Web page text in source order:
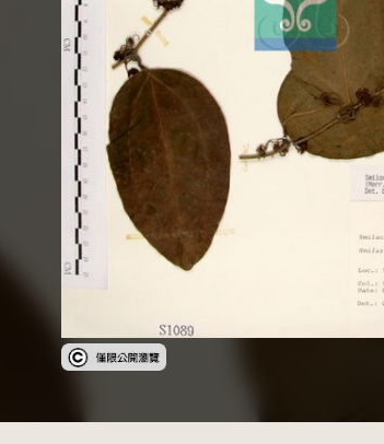
受著作權法保護-僅限於本平台有限度公開瀏覽